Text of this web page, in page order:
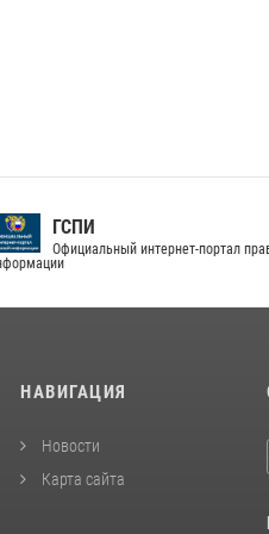
Ваш контроль
Сайт отзывов о госуслугах
НАВИГАЦИЯ
Новости
Карта сайта